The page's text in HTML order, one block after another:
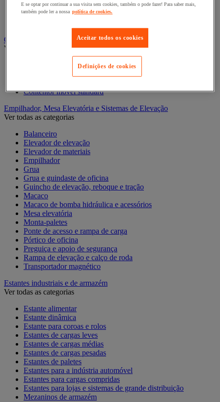
Carros de preparação de encomendas
Reboque industrial
Contentor móvel gradeado
Ver todas as categorias
Acessórios para contentor móvel
Contentor móvel de segurança
Contentor móvel standard
Empilhador, Mesa Elevatória e Sistemas de Elevação
Ver todas as categorias
Balanceiro
Elevador de elevação
Elevador de materiais
Empilhador
Grua
Grua e guindaste de oficina
Guincho de elevação, reboque e tração
Macaco
Macaco de bomba hidráulica e acessórios
Mesa elevatória
Monta-paletes
Ponte de acesso e rampa de carga
Pórtico de oficina
Preguiça e apoio de segurança
Rampa de elevação e calço de roda
Transportador magnético
Estantes industriais e de armazém
Ver todas as categorias
Estante alimentar
Estante dinâmica
Estante para coroas e rolos
Estantes de cargas leves
Estantes de cargas médias
Estantes de cargas pesadas
Estantes de paletes
Estantes para a indústria automóvel
Estantes para cargas compridas
Estantes para lojas e sistemas de grande distribuição
Mezaninos de armazém
E se optar por continuar a sua visita sem cookies, também o pode fazer! Para saber mais,
também pode ler a nossa política de cookies.
Aceitar todos os cookies
Definições de cookies